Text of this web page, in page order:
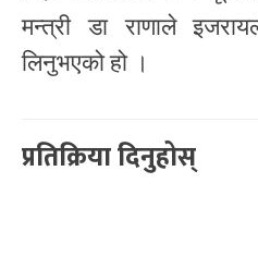
मन्त्री डा राणाले
लिनुभएको हो ।
प्रतिक्रिया दिनुहोस्